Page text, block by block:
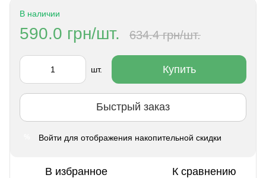
В наличии
590.0 грн/шт. 634.4 грн/шт.
шт. Купить
Быстрый заказ
Войти для отображения накопительной скидки
В избранное К сравнению